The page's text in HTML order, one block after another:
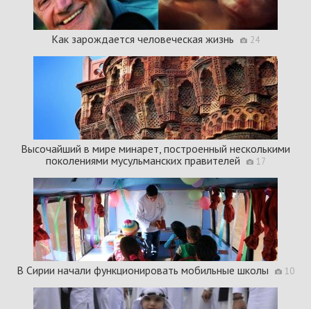
Как зарождается человеческая жизнь 24
Высочайший в мире минарет, построенный несколькими
поколениями мусульманских правителей
17
В Сирии начали функционировать мобильные школы 10